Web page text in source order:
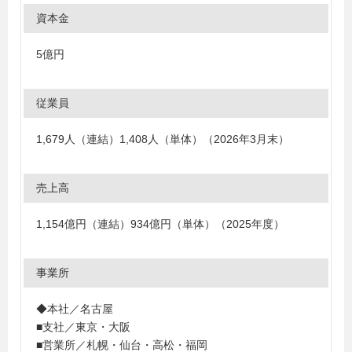
資本金
5億円
従業員
1,679人（連結）1,408人（単体）（2026年3月末）
売上高
1,154億円（連結）934億円（単体）（2025年度）
事業所
◆本社／名古屋
■支社／東京・大阪
■営業所／札幌・仙台・高松・福岡